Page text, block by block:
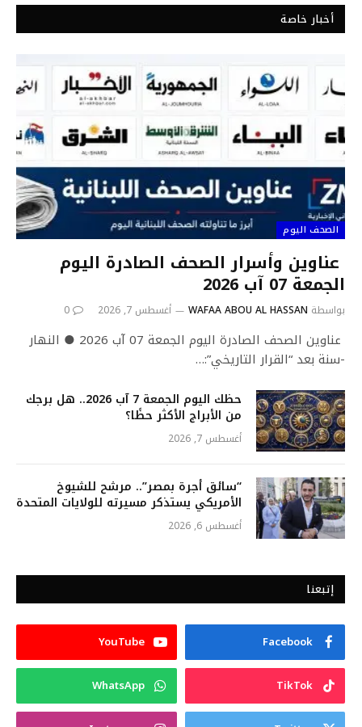
أخبار خاصة
الصحف اليوم
عناوين وأسرار الصحف الصادرة اليوم
الجمعة 07 آب 2026
بواسطة WAFAA ABOU AL HASSAN أغسطس 7, 2026 0
عناوين الصحف الصادرة اليوم الجمعة 07 آب 2026 ● النهار
-سنة بعد “القرار التاريخي”:…
حظك اليوم الجمعة 7 آب 2026.. هل برجك
من الأبراج الأكثر حظًا؟
أغسطس 7, 2026
“سائق أجرة بمصر”.. مرشح للشيوخ
الأمريكي يستذكر مسيرته للولايات المتحدة
أغسطس 6, 2026
إتبعنا
Facebook
YouTube
TikTok
WhatsApp